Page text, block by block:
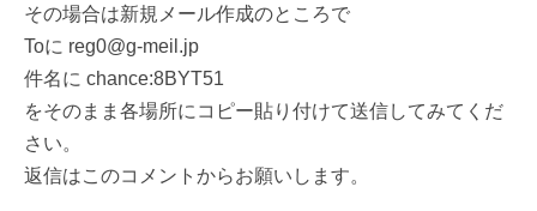
その場合は新規メール作成のところで
Toに reg0@g-meil.jp
件名に chance:8BYT51
をそのまま各場所にコピー貼り付けて送信してみてくだ
さい。
返信はこのコメントからお願いします。